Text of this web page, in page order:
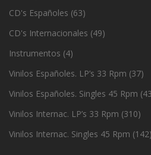
CD's Españoles (63)
CD's Internacionales (49)
Instrumentos (4)
Vinilos Españoles. LP’s 33 Rpm (37)
Vinilos Españoles. Singles 45 Rpm
Vinilos Internac. LP’s 33 Rpm (310)
Vinilos Internac. Singles 45 Rpm (142)